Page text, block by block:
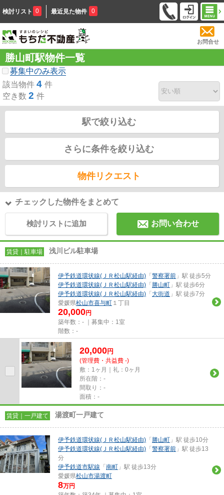
検討リスト 0 最近見た物件 0
お問合せ
勝山町駅物件一覧
募集中のみ表示
該当物件 4 件
空き数 2 件
駅で絞り込む
さらに条件を絞り込む
物件リクエスト
チェックした物件をまとめて
検討リストに追加 お問い合わせ
賃貸｜駐車場 浅川ビル駐車場
伊予鉄道環状線(ＪＲ松山駅経由) 「 警察署前 」駅 徒歩5分
伊予鉄道環状線(ＪＲ松山駅経由) 「 勝山町 」駅 徒歩6分
伊予鉄道環状線(ＪＲ松山駅経由) 「 大街道 」駅 徒歩7分
愛媛県松山市喜与町 １丁目
20,000円
築年数：- ｜募集中： 1室
階数：-
20,000円
(管理費・共益費 -)
敷：1ヶ月｜礼：0ヶ月
所在階：-
間取り：-
面積：-
賃貸｜一戸建て 湯渡町一戸建て
伊予鉄道環状線(ＪＲ松山駅経由) 「 勝山町 」駅 徒歩10分
伊予鉄道環状線(ＪＲ松山駅経由) 「 警察署前 」駅 徒歩13
分
伊予鉄道市駅線 「 南町 」駅 徒歩13分
愛媛県松山市湯渡町
8万円